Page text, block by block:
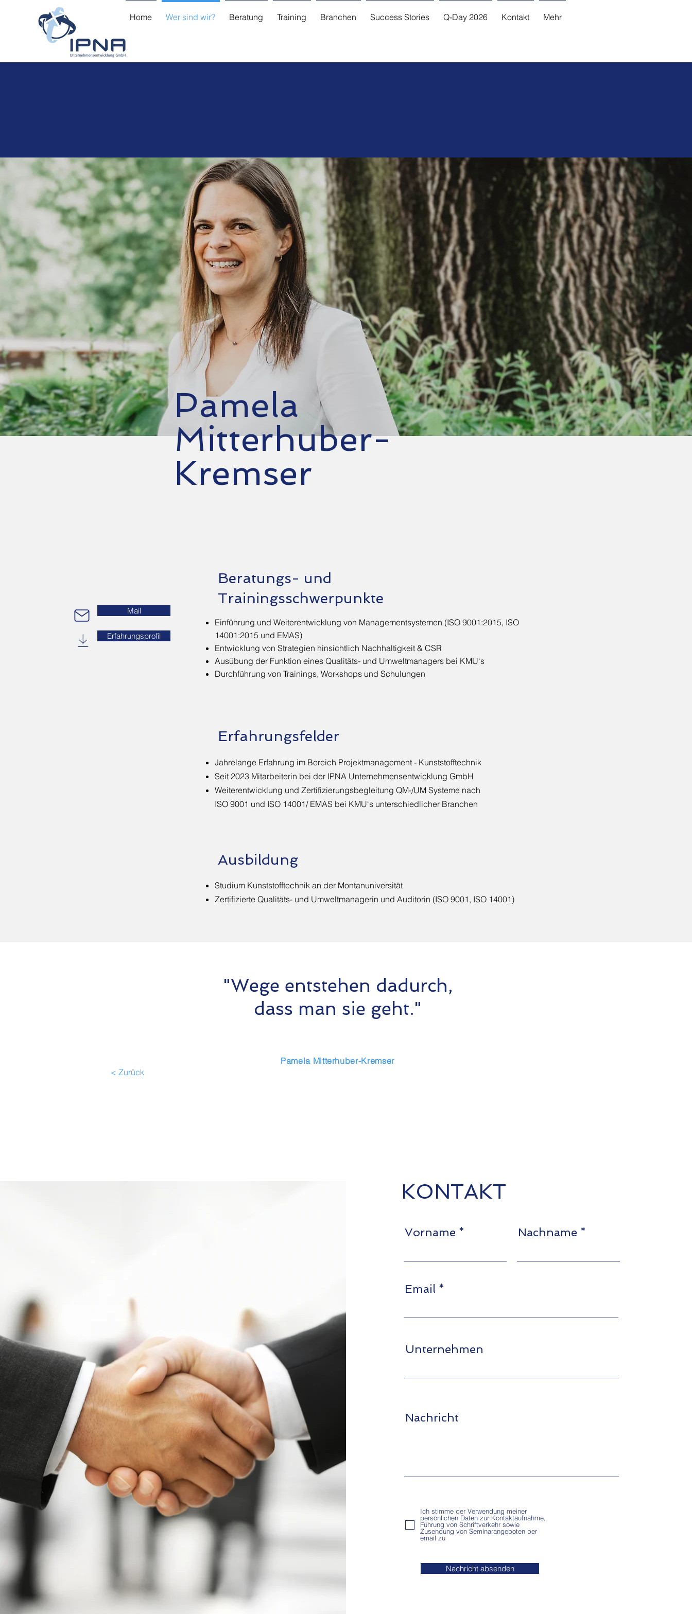
Home Wer sind wir? Beratung Training Branchen Success Stories Q-Day 2026 Kontakt Mehr
Pamela
Mitterhuber-
Kremser
Mail
Erfahrungsprofil
Einführung und Weiterentwicklung von Managementsystemen (ISO 9001:2015, ISO
14001:2015 und EMAS)
Entwicklung von Strategien hinsichtlich Nachhaltigkeit & CSR
Ausübung der Funktion eines Qualitäts- und Umweltmanagers bei KMU‘s
Durchführung von Trainings, Workshops und Schulungen
Beratungs- und
Trainingsschwerpunkte
Jahrelange Erfahrung im Bereich Projektmanagement - Kunststofftechnik
Seit 2023 Mitarbeiterin bei der IPNA Unternehmensentwicklung GmbH
Weiterentwicklung und Zertifizierungsbegleitung QM-/UM Systeme nach
ISO 9001 und ISO 14001/ EMAS bei KMU‘s unterschiedlicher Branchen
Erfahrungsfelder
Studium Kunststofftechnik an der Montanuniversität
Zertifizierte Qualitäts- und Umweltmanagerin und Auditorin (ISO 9001, ISO 14001)
Ausbildung
"Wege entstehen dadurch,
dass man sie geht."
< Zurück
Pamela Mitterhuber-Kremser
Impressum Datenschutz AGB
KONTAKT
Vorname Nachname
Email
Unternehmen
Nachricht
Ich stimme der Verwendung meiner
persönlichen Daten zur Kontaktaufnahme,
Führung von Schriftverkehr sowie
Zusendung von Seminarangeboten per
email zu
Nachricht absenden